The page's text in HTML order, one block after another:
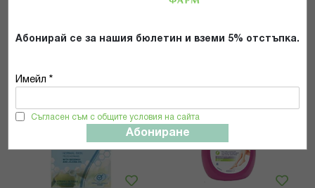
Абонирай се за нашия бюлетин и вземи 5% отстъпка.
Имейл *
Съгласен съм с общите условия на сайта
Абониране